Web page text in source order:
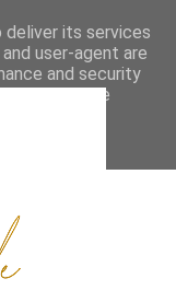
its services
user-agent are
and security
usage